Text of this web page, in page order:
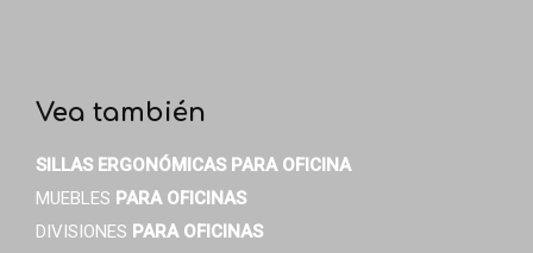
Vea también
SILLAS ERGONÓMICAS PARA OFICINA
MUEBLES PARA OFICINAS
DIVISIONES PARA OFICINAS